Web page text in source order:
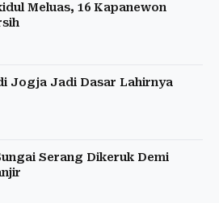
Meluas, 16 Kapanewon
Jogja Jadi Dasar Lahirnya
Serang Dikeruk Demi